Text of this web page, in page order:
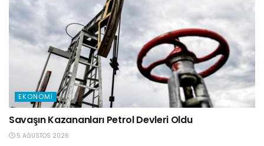
EKONOMI
Savaşın Kazananları Petrol Devleri Oldu
5 AĞUSTOS 2026